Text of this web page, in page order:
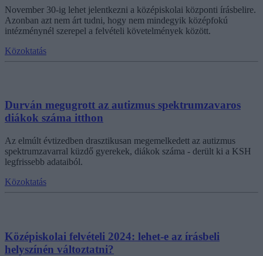
November 30-ig lehet jelentkezni a középiskolai központi írásbelire.
Azonban azt nem árt tudni, hogy nem mindegyik középfokú
intézménynél szerepel a felvételi követelmények között.
Közoktatás
Durván megugrott az autizmus spektrumzavaros
diákok száma itthon
Az elmúlt évtizedben drasztikusan megemelkedett az autizmus
spektrumzavarral küzdő gyerekek, diákok száma - derült ki a KSH
legfrissebb adataiból.
Közoktatás
Középiskolai felvételi 2024: lehet-e az írásbeli
helyszínén változtatni?